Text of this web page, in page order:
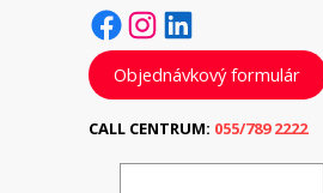
Facebook Instagram LinkedIn
Objednávkový formulár
CALL CENTRUM: 055/789 2222
H